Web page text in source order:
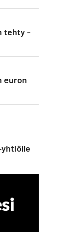
tehty -
euron
yhtiölle